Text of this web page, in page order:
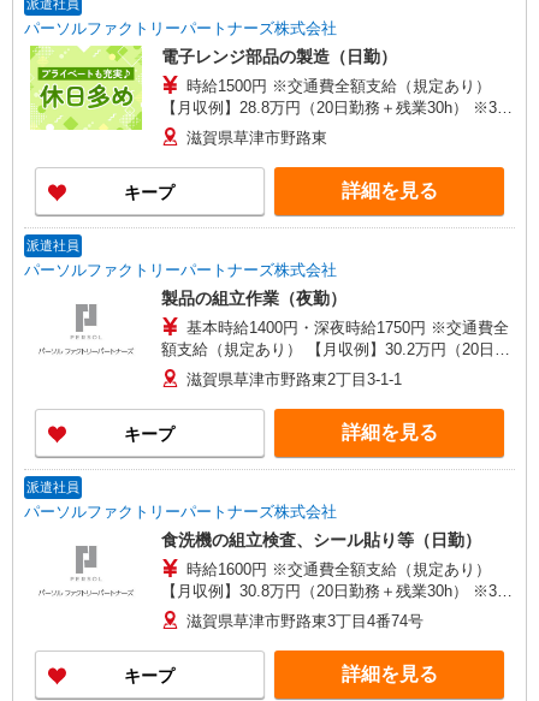
派遣社員
パーソルファクトリーパートナーズ株式会社
電子レンジ部品の製造（日勤）
時給1500円 ※交通費全額支給（規定あり）
【月収例】28.8万円（20日勤務＋残業30h） ※3ヶ
月目以降は時給1300円となります。
滋賀県草津市野路東
キープ 詳細を見る
派遣社員
パーソルファクトリーパートナーズ株式会社
製品の組立作業（夜勤）
基本時給1400円・深夜時給1750円 ※交通費全
額支給（規定あり） 【月収例】30.2万円（20日勤
務＋残業25h＋深夜120h） ※4ヶ月目以降は基本時
給1300円となります。
滋賀県草津市野路東2丁目3-1-1
キープ 詳細を見る
派遣社員
パーソルファクトリーパートナーズ株式会社
食洗機の組立検査、シール貼り等（日勤）
時給1600円 ※交通費全額支給（規定あり）
【月収例】30.8万円（20日勤務＋残業30h） ※3ヶ
月目以降は時給1400円となります。
滋賀県草津市野路東3丁目4番74号
キープ 詳細を見る